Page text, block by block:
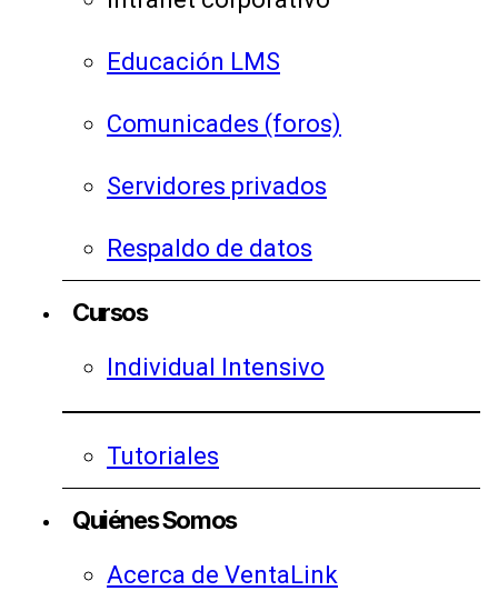
Educación LMS
Comunicades (foros)
Servidores privados
Respaldo de datos
Cursos
Individual Intensivo
Tutoriales
Quiénes Somos
Acerca de VentaLink